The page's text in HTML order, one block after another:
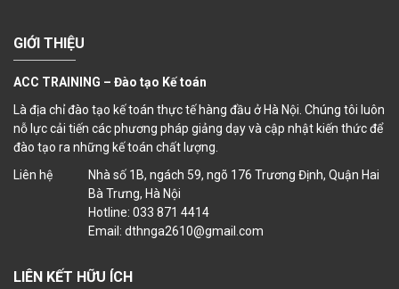
GIỚI THIỆU
ACC TRAINING – Đào tạo Kế toán
Là địa chỉ đào tạo kế toán thực tế hàng đầu ở Hà Nội. Chúng tôi luôn
nỗ lực cải tiến các phương pháp giảng dạy và cập nhật kiến thức để
đào tạo ra những kế toán chất lượng.
Liên hệ
Nhà số 1B, ngách 59, ngõ 176 Trương Định, Quận Hai
Bà Trưng, Hà Nội
Hotline: 033 871 4414
Email: dthnga2610@gmail.com
LIÊN KẾT HỮU ÍCH